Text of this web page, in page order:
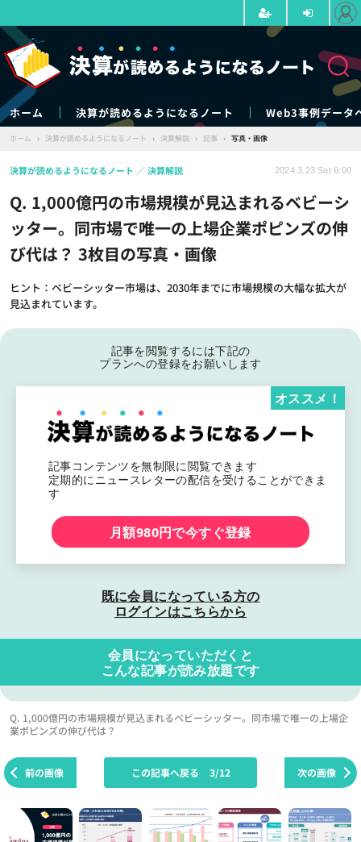
ホーム 決算が読めるようになるノート Web3事例データ
ホーム › 決算が読めるようになるノート › 決算解説 › 記事 › 写真・画像
Q. 1,000億円の市場規模が見込まれるベビーシ
ッター。同市場で唯一の上場企業ポピンズの伸
び代は？ 3枚目の写真・画像
ヒント：ベビーシッター市場は、2030年までに市場規模の大幅な拡大が
見込まれています。
決算が読めるようになるノート 決算解説 2024.3.23 Sat 6:00
記事を閲覧するには下記の
プランへの登録をお願いします
記事コンテンツを無制限に閲覧できます
定期的にニュースレターの配信を受けることができま
す
オススメ！
月額980円で今すぐ登録
既に会員になっている方の
ログインはこちらから
会員になっていただくと
こんな記事が読み放題です
Q. 1,000億円の市場規模が見込まれるベビーシッター。同市場で唯一の上場企
業ポピンズの伸び代は？
前の画像 次の画像
この記事へ戻る 3/12